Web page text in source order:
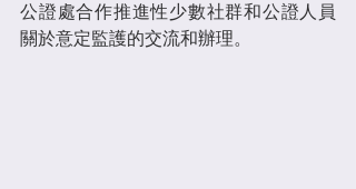
公證處合作推進性少數社群和公證人員
關於意定監護的交流和辦理。